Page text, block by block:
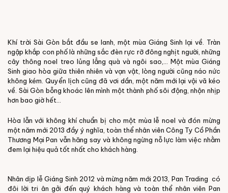
Khí trời Sài Gòn bắt đầu se lanh, một mùa Giáng Sinh lại về. Tràn
ngập khắp con phố là những sắc đèn rực rỡ đông nghịt người, những
cây thông noel treo lủng lẳng quà và ngôi sao,... Một mùa Giáng
Sinh giao hòa giữa thiên nhiên và vạn vật, lòng người cũng náo nức
không kém. Quyển lịch cũng đã vơi dần, một năm mới lại vội vã kéo
về. Sài Gòn bỗng khoác lên mình một thành phố sôi động, nhộn nhịp
hơn bao giờ hết...
Hòa lẫn với không khí chuẩn bị cho một mùa lễ noel và đón mừng
một năm mới 2013 đầy ý nghĩa, toàn thể nhân viên Công Ty Cồ Phần
Thương Mại Pan vẫn hăng say và không ngừng nỗ lực làm việc nhằm
đem lại hiệu quả tốt nhất cho khách hàng.
Nhân dịp lễ Giáng Sinh 2012 và mừng năm mới 2013, Pan Trading có
đôi lời tri ân gởi đến quý khách hàng và toàn thể nhân viên Pan